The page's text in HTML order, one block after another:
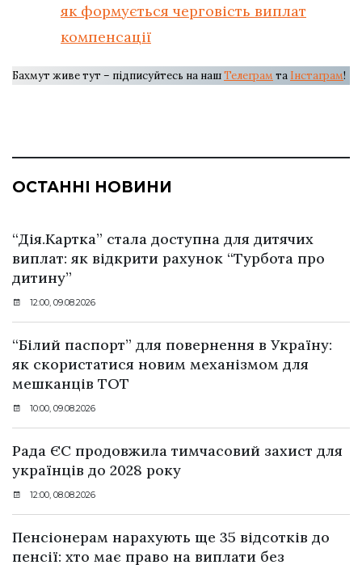
як формується черговість виплат
компенсації
Бахмут живе тут – підписуйтесь на нашТелеграм та Інстаграм!
ОСТАННІ НОВИНИ
“Дія.Картка” стала доступна для дитячих
виплат: як відкрити рахунок “Турбота про
дитину”
12:00, 09.08.2026
“Білий паспорт” для повернення в Україну:
як скористатися новим механізмом для
мешканців ТОТ
10:00, 09.08.2026
Рада ЄС продовжила тимчасовий захист для
українців до 2028 року
12:00, 08.08.2026
Пенсіонерам нарахують ще 35 відсотків до
пенсії: хто має право на виплати без